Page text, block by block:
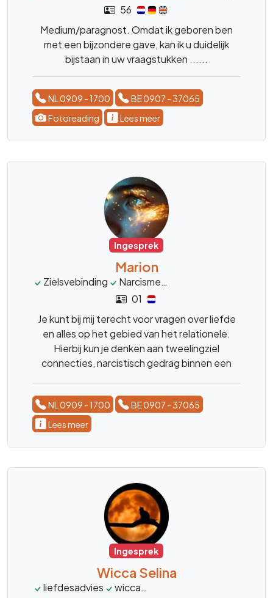
56
Medium/paragnost. Omdat ik geboren ben
met een bijzondere gave, kan ik u duidelijk
bijstaan in uw vraagstukken ......
NL 0909 - 1700
BE 0907 - 37065
Fotoreading
Lees meer
Ingesprek
Marion
Zielsvebinding Narcisme
01
Je kunt bij mij terecht voor vragen over liefde
en alles op het gebied van het relationele.
Hierbij kun je denken aan tweelingziel
connecties, narcistisch gedrag binnen een
NL 0909 - 1700
BE 0907 - 37065
Lees meer
Ingesprek
Wicca Selina
liefdesadvies wicca